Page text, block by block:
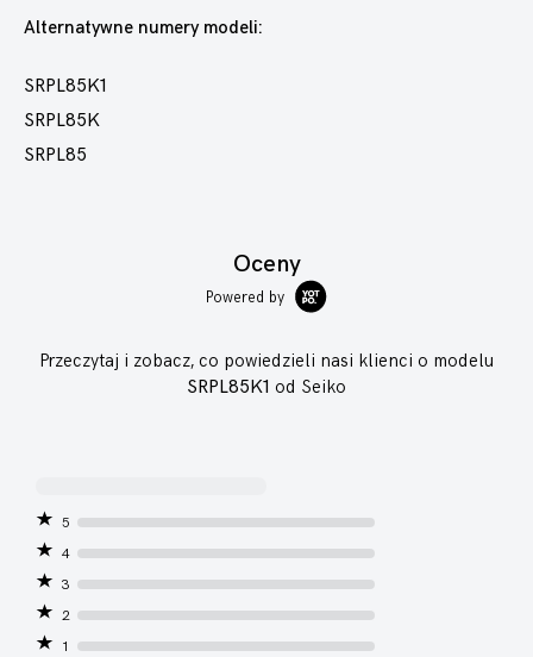
Alternatywne numery modeli:
SRPL85K1
SRPL85K
SRPL85
Oceny
Powered by
Przeczytaj i zobacz, co powiedzieli nasi klienci o modelu
SRPL85K1 od Seiko
5
4
3
2
1